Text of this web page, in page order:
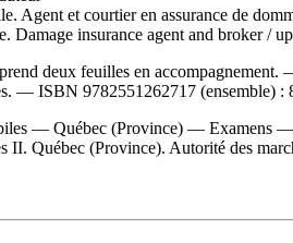
Agent et courtier en assurance de
Damage insurance agent and broker/
deux feuilles en accompagnement.
— ISBN 9782551262717 (ensemble) :
— Québec (Province) — Examens
II. Québec (Province). Autorité des